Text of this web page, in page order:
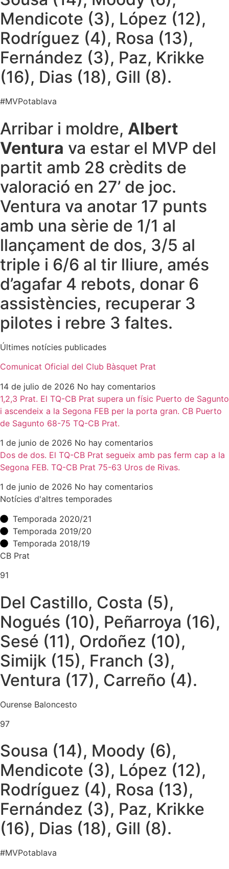
Mendicote (3), López (12),
Rodríguez (4), Rosa (13),
Fernández (3), Paz, Krikke
(16), Dias (18), Gill (8).
#MVPotablava
Arribar i moldre, Albert
Ventura va estar el MVP del
partit amb 28 crèdits de
valoració en 27’ de joc.
Ventura va anotar 17 punts
amb una sèrie de 1/1 al
llançament de dos, 3/5 al
triple i 6/6 al tir lliure, amés
d’agafar 4 rebots, donar 6
assistències, recuperar 3
pilotes i rebre 3 faltes.
Últimes notícies publicades
Comunicat Oficial del Club Bàsquet Prat
14 de julio de 2026 No hay comentarios
1,2,3 Prat. El TQ-CB Prat supera un físic Puerto de Sagunto
i ascendeix a la Segona FEB per la porta gran. CB Puerto
de Sagunto 68-75 TQ-CB Prat.
1 de junio de 2026 No hay comentarios
Dos de dos. El TQ-CB Prat segueix amb pas ferm cap a la
Segona FEB. TQ-CB Prat 75-63 Uros de Rivas.
1 de junio de 2026 No hay comentarios
Notícies d'altres temporades
Temporada 2020/21
Temporada 2019/20
Temporada 2018/19
CB Prat
91
Del Castillo, Costa (5),
Nogués (10), Peñarroya (16),
Sesé (11), Ordoñez (10),
Simijk (15), Franch (3),
Ventura (17), Carreño (4).
Ourense Baloncesto
97
Sousa (14), Moody (6),
Mendicote (3), López (12),
Rodríguez (4), Rosa (13),
Fernández (3), Paz, Krikke
(16), Dias (18), Gill (8).
#MVPotablava